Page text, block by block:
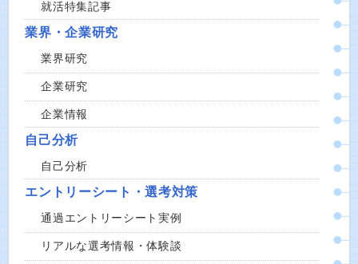
就活特集記事
業界・企業研究
業界研究
企業研究
企業情報
自己分析
自己分析
エントリーシート・選考対策
通過エントリーシート実例
リアルな選考情報・体験談